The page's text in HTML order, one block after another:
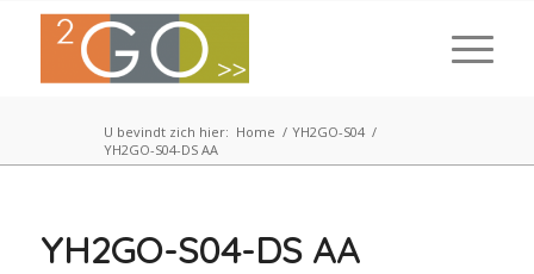
U bevindt zich hier: Home / YH2GO-S04 /
YH2GO-S04-DS AA
YH2GO-S04-DS AA